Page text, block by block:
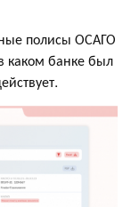
полисы ОСАГО
каком банке был